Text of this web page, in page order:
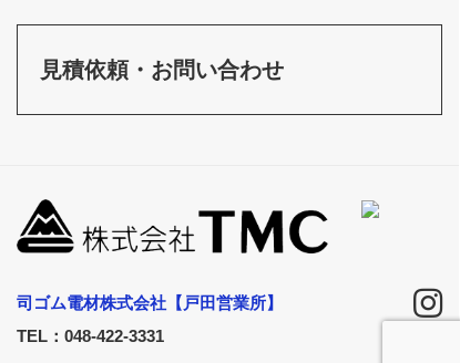
見積依頼・お問い合わせ
司ゴム電材株式会社【戸田営業所】
TEL：048-422-3331